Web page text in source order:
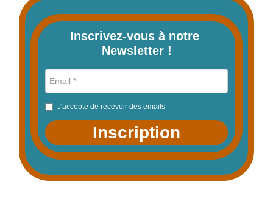
Inscrivez-vous à notre
Newsletter !
J'accepte de recevoir des emails
Inscription